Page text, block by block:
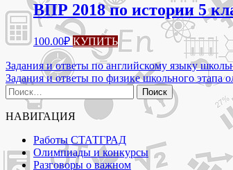
ВПР 2018 по истории 5
100.00₽ КУПИТЬ
Навигация
по
записям
Задания и ответы по английскому языку
Задания и ответы по физике школьного
Найти:
НАВИГАЦИЯ
Работы СТАТГРАД
Олимпиады и конкурсы
Разговоры о важном